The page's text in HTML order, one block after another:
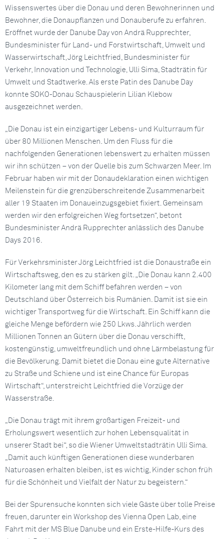
Wissenswertes über die Donau und deren Bewohnerinnen und
Bewohner, die Donaupflanzen und Donauberufe zu erfahren.
Eröffnet wurde der Danube Day von Andrä Rupprechter,
Bundesminister für Land- und Forstwirtschaft, Umwelt und
Wasserwirtschaft, Jörg Leichtfried, Bundesminister für
Verkehr, Innovation und Technologie, Ulli Sima, Stadträtin für
Umwelt und Stadtwerke. Als erste Patin des Danube Day
konnte SOKO-Donau Schauspielerin Lilian Klebow
ausgezeichnet werden.
„Die Donau ist ein einzigartiger Lebens- und Kulturraum für
über 80 Millionen Menschen. Um den Fluss für die
nachfolgenden Generationen lebenswert zu erhalten müssen
wir ihn schützen – von der Quelle bis zum Schwarzen Meer. Im
Februar haben wir mit der Donaudeklaration einen wichtigen
Meilenstein für die grenzüberschreitende Zusammenarbeit
aller 19 Staaten im Donaueinzugsgebiet fixiert. Gemeinsam
werden wir den erfolgreichen Weg fortsetzen“, betont
Bundesminister Andrä Rupprechter anlässlich des Danube
Days 2016.
Für Verkehrsminister Jörg Leichtfried ist die Donaustraße ein
Wirtschaftsweg, den es zu stärken gilt. „Die Donau kann 2.400
Kilometer lang mit dem Schiff befahren werden – von
Deutschland über Österreich bis Rumänien. Damit ist sie ein
wichtiger Transportweg für die Wirtschaft. Ein Schiff kann die
gleiche Menge befördern wie 250 Lkws. Jährlich werden
Millionen Tonnen an Gütern über die Donau verschifft,
kostengünstig, umweltfreundlich und ohne Lärmbelastung für
die Bevölkerung. Damit bietet die Donau eine gute Alternative
zu Straße und Schiene und ist eine Chance für Europas
Wirtschaft“, unterstreicht Leichtfried die Vorzüge der
Wasserstraße.
„Die Donau trägt mit ihrem großartigen Freizeit- und
Erholungswert wesentlich zur hohen Lebensqualität in
unserer Stadt bei“, so die Wiener Umweltstadträtin Ulli Sima.
„Damit auch künftigen Generationen diese wunderbaren
Naturoasen erhalten bleiben, ist es wichtig, Kinder schon früh
für die Schönheit und Vielfalt der Natur zu begeistern.“
Bei der Spurensuche konnten sich viele Gäste über tolle Preise
freuen, darunter ein Workshop des Vienna Open Lab, eine
Fahrt mit der MS Blue Danube und ein Erste-Hilfe-Kurs des